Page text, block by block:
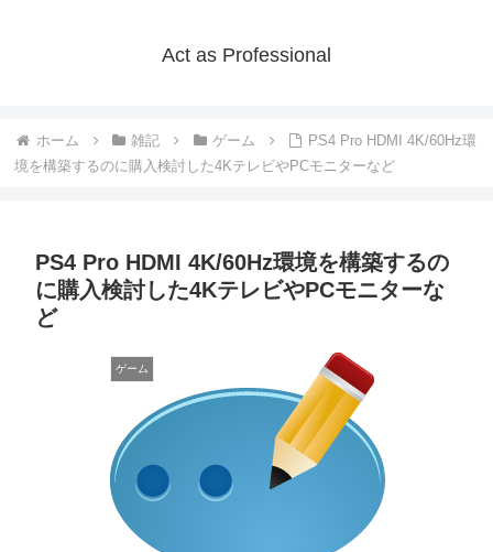
Act as Professional
ホーム 雑記 ゲーム
PS4 Pro HDMI 4K/60Hz環
境を構築するのに購入検討した4KテレビやPCモニターなど
PS4 Pro HDMI 4K/60Hz環境を構築するの
に購入検討した4KテレビやPCモニターな
ど
ゲーム